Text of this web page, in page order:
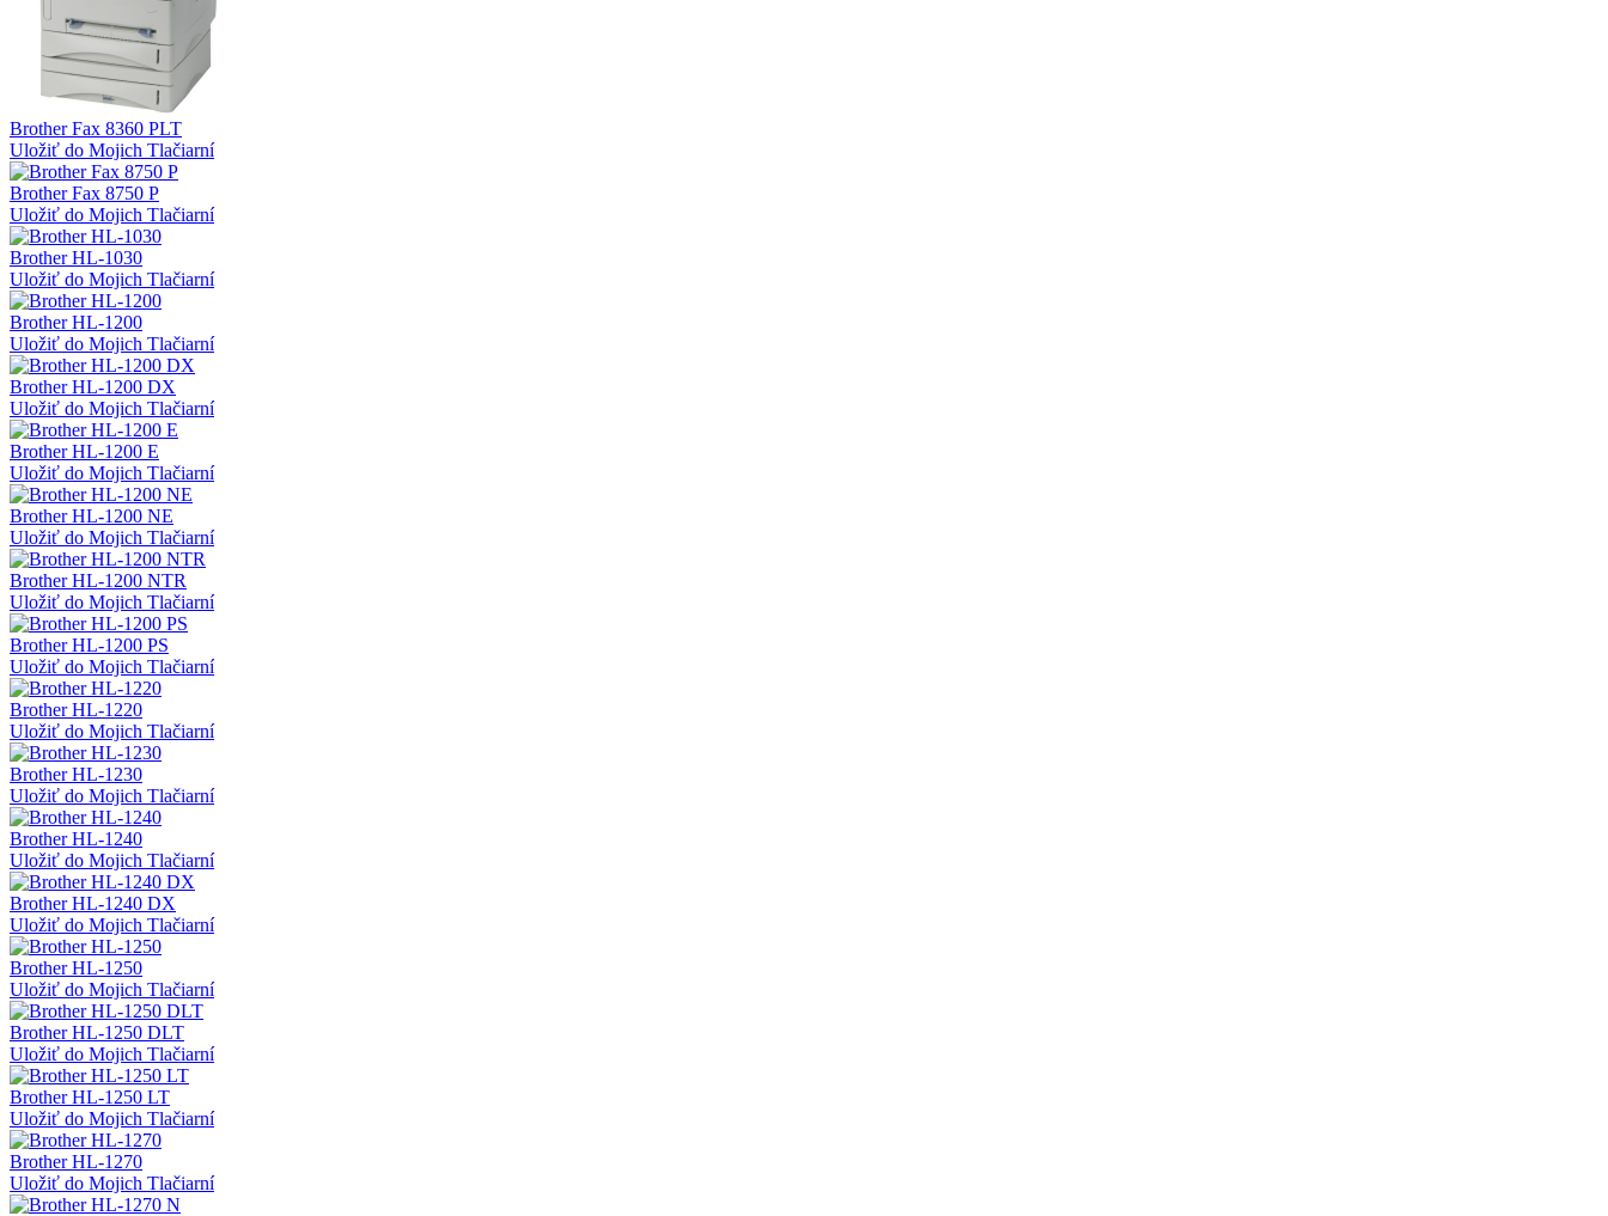
Brother Fax 8360 PLT
Uložiť do Mojich Tlačiarní
Brother Fax 8750 P
Uložiť do Mojich Tlačiarní
Brother HL-1030
Uložiť do Mojich Tlačiarní
Brother HL-1200
Uložiť do Mojich Tlačiarní
Brother HL-1200 DX
Uložiť do Mojich Tlačiarní
Brother HL-1200 E
Uložiť do Mojich Tlačiarní
Brother HL-1200 NE
Uložiť do Mojich Tlačiarní
Brother HL-1200 NTR
Uložiť do Mojich Tlačiarní
Brother HL-1200 PS
Uložiť do Mojich Tlačiarní
Brother HL-1220
Uložiť do Mojich Tlačiarní
Brother HL-1230
Uložiť do Mojich Tlačiarní
Brother HL-1240
Uložiť do Mojich Tlačiarní
Brother HL-1240 DX
Uložiť do Mojich Tlačiarní
Brother HL-1250
Uložiť do Mojich Tlačiarní
Brother HL-1250 DLT
Uložiť do Mojich Tlačiarní
Brother HL-1250 LT
Uložiť do Mojich Tlačiarní
Brother HL-1270
Uložiť do Mojich Tlačiarní